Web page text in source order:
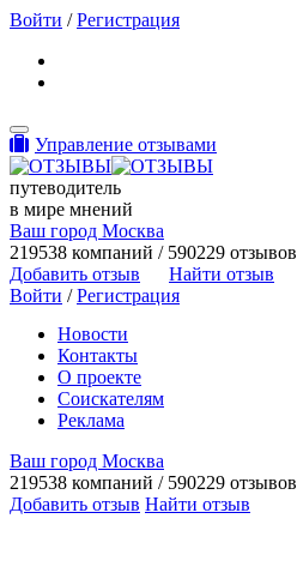
Войти /Регистрация
Toggle navigation
Управление отзывами
путеводитель
в мире мнений
Ваш город Москва
219538 компаний / 590229 отзывов
Добавить отзыв
Найти отзыв
Войти /Регистрация
Новости
Контакты
О проекте
Соискателям
Реклама
Ваш город Москва
219538 компаний / 590229 отзывов
Добавить отзыв Найти отзыв